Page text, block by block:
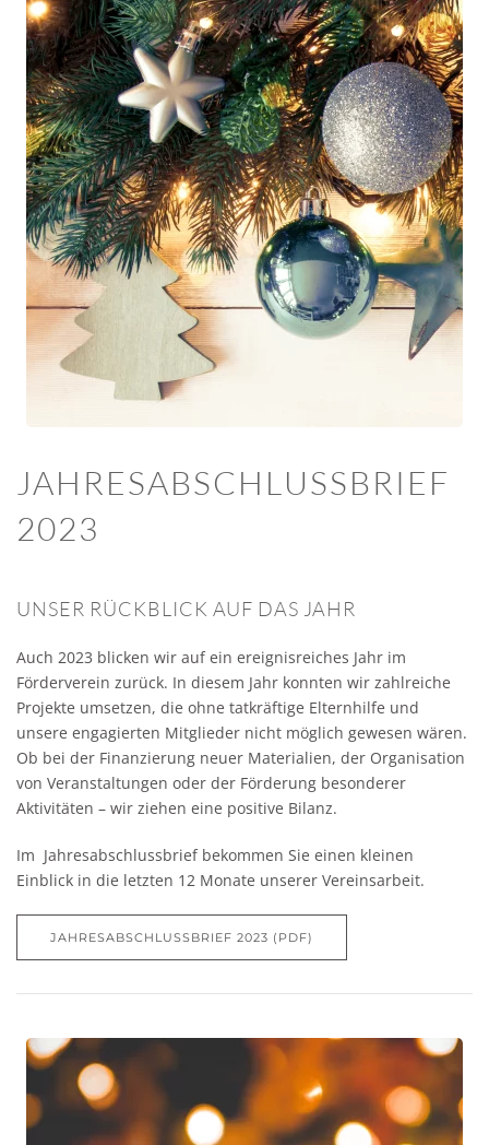
JAHRESABSCHLUSSBRIEF
2023
UNSER RÜCKBLICK AUF DAS JAHR
Auch 2023 blicken wir auf ein ereignisreiches Jahr im
Förderverein zurück. In diesem Jahr konnten wir zahlreiche
Projekte umsetzen, die ohne tatkräftige Elternhilfe und
unsere engagierten Mitglieder nicht möglich gewesen wären.
Ob bei der Finanzierung neuer Materialien, der Organisation
von Veranstaltungen oder der Förderung besonderer
Aktivitäten – wir ziehen eine positive Bilanz.
Im Jahresabschlussbrief bekommen Sie einen kleinen
Einblick in die letzten 12 Monate unserer Vereinsarbeit.
JAHRESABSCHLUSSBRIEF 2023 (PDF)